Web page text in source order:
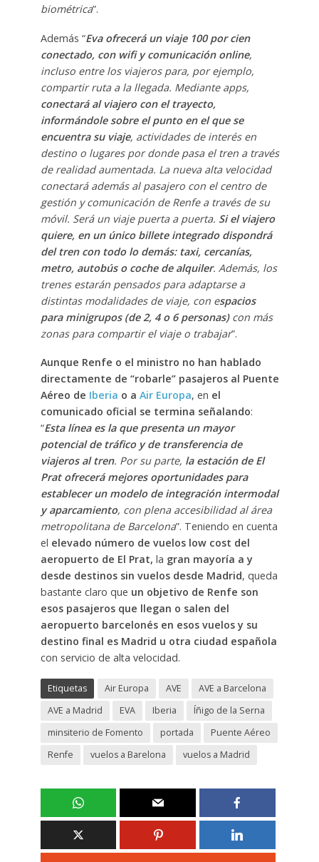
biométrica”.
Además “Eva ofrecerá un viaje 100 por cien
conectado, con wifi y comunicación online,
incluso entre los viajeros para, por ejemplo,
compartir ruta a la llegada. Mediante apps,
conectará al viajero con el trayecto,
informándole sobre el punto en el que se
encuentra su viaje, actividades de interés en
destino o lugares por donde pasa el tren a través
de realidad aumentada. La nueva alta velocidad
conectará además al pasajero con el centro de
gestión y comunicación de Renfe a través de su
móvil. Será un viaje puerta a puerta. Si el viajero
quiere, en un único billete integrado dispondrá
del tren con todo lo demás: taxi, cercanías,
metro, autobús o coche de alquiler. Además, los
trenes estarán pensados para adaptarse a
distintas modalidades de viaje, con espacios
para minigrupos (de 2, 4 o 6 personas)con más
zonas para compartir el viaje o trabajar”.
Aunque Renfe o el ministro no han hablado
directamente de “robarle” pasajeros al Puente
Aéreo de Iberia o a Air Europa, en el
comunicado oficial se termina señalando:
“Esta línea es la que presenta un mayor
potencial de tráfico y de transferencia de
viajeros al tren. Por su parte, la estación de El
Prat ofrecerá mejores oportunidades para
establecer un modelo de integración intermodal
y aparcamiento, con plena accesibilidad al área
metropolitana de Barcelona”. Teniendo en cuenta
el elevado número de vuelos low cost del
aeropuerto de El Prat, la gran mayoría a y
desde destinos sin vuelos desde Madrid, queda
bastante claro que un objetivo de Renfe son
esos pasajeros que llegan o salen del
aeropuerto barcelonés en esos vuelos y su
destino final es Madrid u otra ciudad española
con servicio de alta velocidad.
Etiquetas Air Europa AVE
AVE a Barcelona
AVE a Madrid
EVA Iberia
Íñigo de la Serna
minsiterio de Fomento
portada
Puente Aéreo
Renfe
vuelos a Barelona vuelos a Madrid